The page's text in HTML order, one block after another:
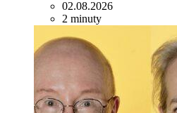
02.08.2026
2 minuty